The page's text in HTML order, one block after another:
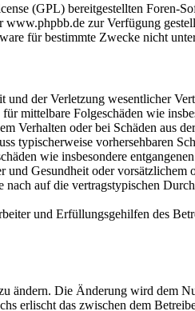
(GPL) bereitgestellten Foren-
zur Verfügung
für bestimmte Zwecke nicht
der Verletzung wesentlicher
mittelbare Folgeschäden wie
Verhalten oder bei Schäden aus
typischerweise vorhersehbaren
wie insbesondere
Gesundheit oder vorsätzlichem
auf die vertragstypischen
und Erfüllungsgehilfen des
ändern. Die Änderung wird dem
erlischt das zwischen dem